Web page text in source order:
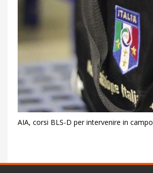
AIA, corsi BLS-D per intervenire in campo